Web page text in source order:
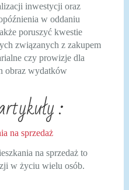
inwestycji oraz
w oddaniu
poruszyć kwestie
związanych z zakupem
czy prowizje dla
obraz wydatków
:
na sprzedaż
na sprzedaż to
w życiu wielu osób.